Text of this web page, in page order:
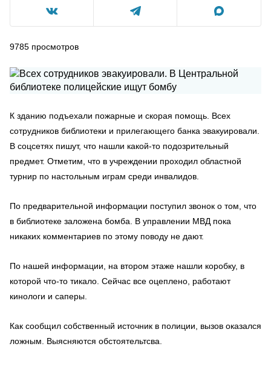
9785 просмотров
К зданию подъехали пожарные и скорая помощь. Всех
сотрудников библиотеки и прилегающего банка эвакуировали.
В соцсетях пишут, что нашли какой-то подозрительный
предмет. Отметим, что в учреждении проходил областной
турнир по настольным играм среди инвалидов.
По предварительной информации поступил звонок о том, что
в библиотеке заложена бомба. В управлении МВД пока
никаких комментариев по этому поводу не дают.
По нашей информации, на втором этаже нашли коробку, в
которой что-то тикало. Сейчас все оцеплено, работают
кинологи и саперы.
Как сообщил собственный источник в полиции, вызов оказался
ложным. Выясняются обстоятельтсва.